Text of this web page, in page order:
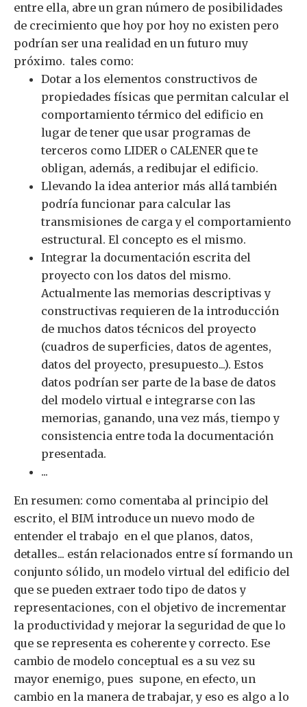
entre ella, abre un gran número de posibilidades
de crecimiento que hoy por hoy no existen pero
podrían ser una realidad en un futuro muy
próximo. tales como:
Dotar a los elementos constructivos de
propiedades físicas que permitan calcular el
comportamiento térmico del edificio en
lugar de tener que usar programas de
terceros como LIDER o CALENER que te
obligan, además, a redibujar el edificio.
Llevando la idea anterior más allá también
podría funcionar para calcular las
transmisiones de carga y el comportamiento
estructural. El concepto es el mismo.
Integrar la documentación escrita del
proyecto con los datos del mismo.
Actualmente las memorias descriptivas y
constructivas requieren de la introducción
de muchos datos técnicos del proyecto
(cuadros de superficies, datos de agentes,
datos del proyecto, presupuesto...). Estos
datos podrían ser parte de la base de datos
del modelo virtual e integrarse con las
memorias, ganando, una vez más, tiempo y
consistencia entre toda la documentación
presentada.
...
En resumen: como comentaba al principio del
escrito, el BIM introduce un nuevo modo de
entender el trabajo en el que planos, datos,
detalles... están relacionados entre sí formando un
conjunto sólido, un modelo virtual del edificio del
que se pueden extraer todo tipo de datos y
representaciones, con el objetivo de incrementar
la productividad y mejorar la seguridad de que lo
que se representa es coherente y correcto. Ese
cambio de modelo conceptual es a su vez su
mayor enemigo, pues supone, en efecto, un
cambio en la manera de trabajar, y eso es algo a lo